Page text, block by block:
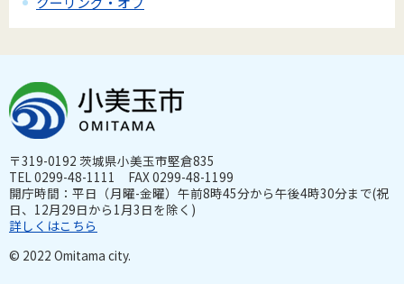
〒319-0192 茨城県小美玉市堅倉835
TEL 0299-48-1111 FAX 0299-48-1199
開庁時間：平日（月曜-金曜）午前8時45分から午後4時30分まで(祝
日、12月29日から1月3日を除く)
詳しくはこちら
© 2022 Omitama city.